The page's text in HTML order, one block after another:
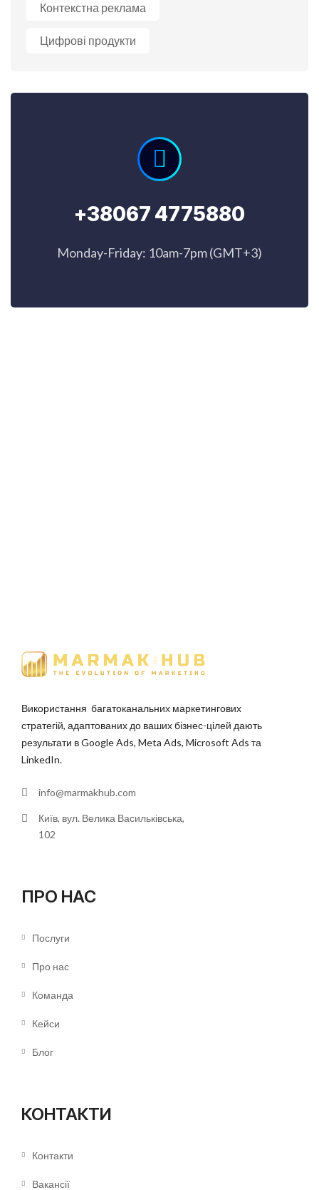
Контекстна реклама
Цифрові продукти
+38067 4775880
Monday-Friday: 10am-7pm (GMT+3)
Використання багатоканальних маркетингових
стратегій, адаптованих до ваших бізнес-цілей дають
результати в Google Ads, Meta Ads, Microsoft Ads та
LinkedIn.
info@marmakhub.com
Київ, вул. Велика Васильківська,
102
ПРО НАС
Послуги
Про нас
Команда
Кейси
Блог
КОНТАКТИ
Контакти
Вакансії